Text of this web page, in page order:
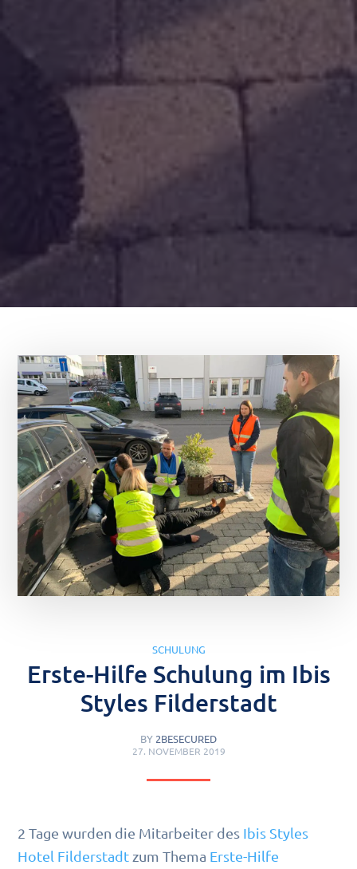
SCHULUNG
Erste-Hilfe Schulung im Ibis
Styles Filderstadt
BY 2BESECURED
27. NOVEMBER 2019
2 Tage wurden die Mitarbeiter des Ibis Styles
Hotel Filderstadt zum Thema Erste-Hilfe